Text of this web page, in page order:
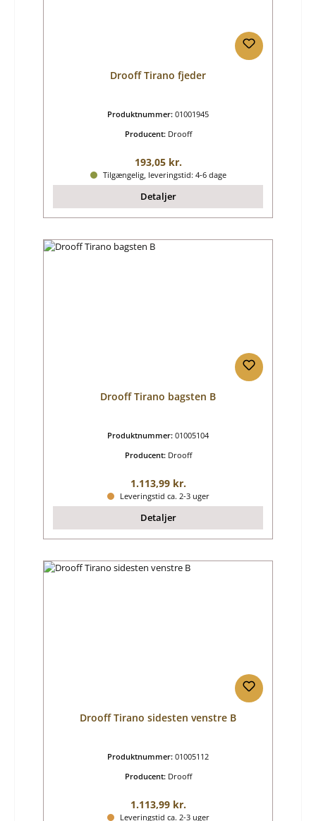
Drooff Tirano fjeder
Produktnummer: 01001945
Producent: Drooff
Almindelig pris:
193,05 kr.
Tilgængelig, leveringstid: 4-6 dage
Detaljer
Drooff Tirano bagsten B
Produktnummer: 01005104
Producent: Drooff
Almindelig pris:
1.113,99 kr.
Leveringstid ca. 2-3 uger
Detaljer
Drooff Tirano sidesten venstre B
Produktnummer: 01005112
Producent: Drooff
Almindelig pris:
1.113,99 kr.
Leveringstid ca. 2-3 uger